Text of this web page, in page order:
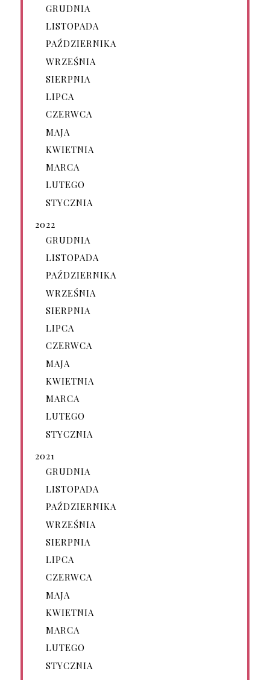
GRUDNIA
LISTOPADA
PAŹDZIERNIKA
WRZEŚNIA
SIERPNIA
LIPCA
CZERWCA
MAJA
KWIETNIA
MARCA
LUTEGO
STYCZNIA
2022
GRUDNIA
LISTOPADA
PAŹDZIERNIKA
WRZEŚNIA
SIERPNIA
LIPCA
CZERWCA
MAJA
KWIETNIA
MARCA
LUTEGO
STYCZNIA
2021
GRUDNIA
LISTOPADA
PAŹDZIERNIKA
WRZEŚNIA
SIERPNIA
LIPCA
CZERWCA
MAJA
KWIETNIA
MARCA
LUTEGO
STYCZNIA